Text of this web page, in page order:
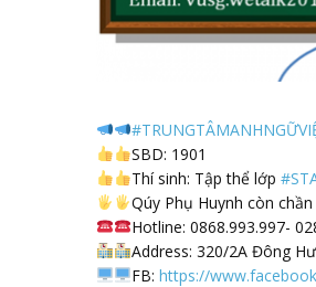
#
SBD: 1901
Thí sinh: Tập thể lớp #
Qúy Phụ Huynh còn
Hotline: 0868.993.997-
Address: 320/2A Đông
FB: https://